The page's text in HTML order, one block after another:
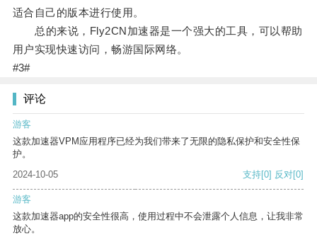
适合自己的版本进行使用。
总的来说，Fly2CN加速器是一个强大的工具，可以帮助
用户实现快速访问，畅游国际网络。
#3#
评论
游客
这款加速器VPM应用程序已经为我们带来了无限的隐私保护和安全性保
护。
2024-10-05
支持[0] 反对[0]
游客
这款加速器app的安全性很高，使用过程中不会泄露个人信息，让我非常
放心。